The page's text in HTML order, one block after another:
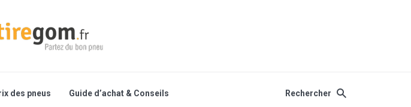
des pneus Guide d’achat & Conseils Rechercher